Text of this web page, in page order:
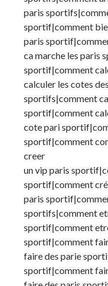
paris
sportif|comment
paris
ca marche les paris
sportif|comment
calculer les cotes
sportifs|comment
sportif|comment
cote pari
sportif|comment
creer
un vip paris
sportif|comment
paris
sportifs|comment
sportif|comment
sportif|comment
faire des parie
sportif|comment